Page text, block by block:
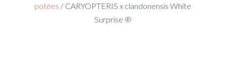
potées / CARYOPTERIS x clandonensis White
Surprise ®